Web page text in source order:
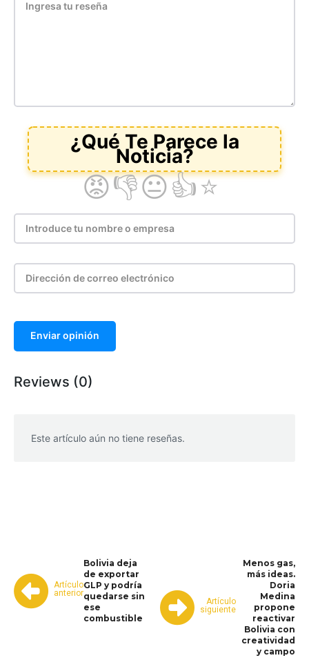
Enviar opinión
Reviews (0)
Este artículo aún no tiene reseñas.
Artículo
anterior
Bolivia deja
de exportar
GLP y podría
quedarse sin
ese
combustible
Artículo
siguiente
Menos gas,
más ideas.
Doria
Medina
propone
reactivar
Bolivia con
creatividad
y campo